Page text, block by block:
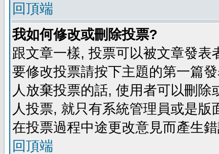
回頂端
我如何修改或刪除投票?
跟文章一樣, 投票可以被文章發
要修改投票請按下主題的第一篇
人放棄投票的話, 使用者可以刪
人投票, 就只有系統管理員或是
在投票過程中途更改意見而產生
回頂端